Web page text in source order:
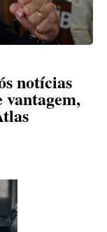
notícias